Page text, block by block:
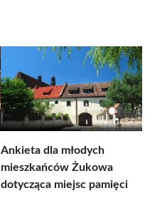
Ankieta dla młodych
mieszkańców Żukowa
dotycząca miejsc pamięci